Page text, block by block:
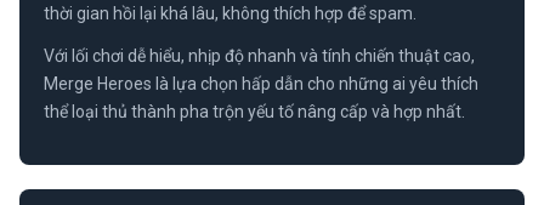
thời gian hồi lại khá lâu, không thích hợp để spam.
Với lối chơi dễ hiểu, nhịp độ nhanh và tính chiến thuật cao,
Merge Heroes là lựa chọn hấp dẫn cho những ai yêu thích
thể loại thủ thành pha trộn yếu tố nâng cấp và hợp nhất.